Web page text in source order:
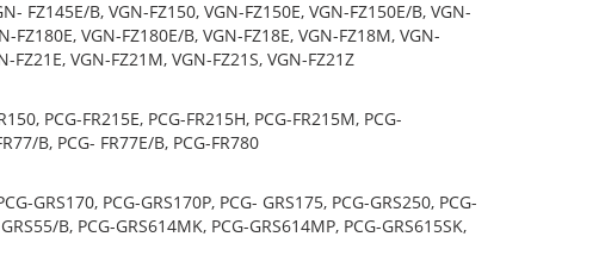
FZ145E/B, VGN-FZ150, VGN-FZ150E, VGN-FZ150E/B, VGN-
FZ180E, VGN-FZ180E/B, VGN-FZ18E, VGN-FZ18M, VGN-
FZ21E, VGN-FZ21M, VGN-FZ21S, VGN-FZ21Z
PCG-FR215E, PCG-FR215H, PCG-FR215M, PCG-
B, PCG- FR77E/B, PCG-FR780
GRS170, PCG-GRS170P, PCG- GRS175, PCG-GRS250, PCG-
B, PCG-GRS614MK, PCG-GRS614MP, PCG-GRS615SK,